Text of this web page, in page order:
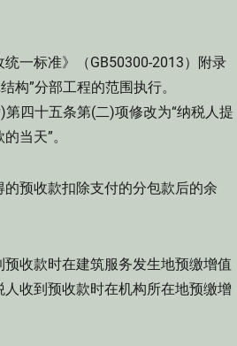
一标准》（GB50300-2013）附录
构”分部工程的范围执行。
四十五条第(二)项修改为“纳税人提
当天”。
预收款扣除支付的分包款后的余
收款时在建筑服务发生地预缴增值
收到预收款时在机构所在地预缴增